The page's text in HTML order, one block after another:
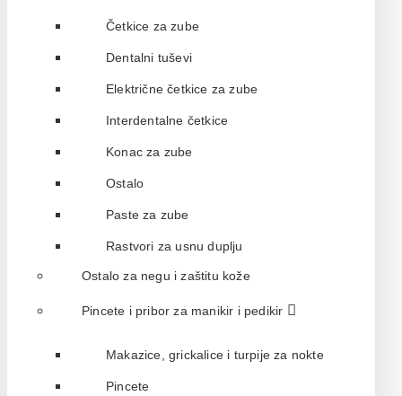
Četkice za zube
Dentalni tuševi
Električne četkice za zube
Interdentalne četkice
Konac za zube
Ostalo
Paste za zube
Rastvori za usnu duplju
Ostalo za negu i zaštitu kože
Pincete i pribor za manikir i pedikir
Makazice, grickalice i turpije za nokte
Pincete